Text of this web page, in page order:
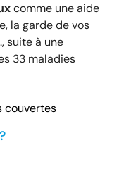
comme une aide
la garde de vos
suite à une
33 maladies
couvertes